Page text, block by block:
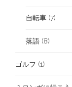
自転車 (7)
落語 (8)
ゴルフ (1)